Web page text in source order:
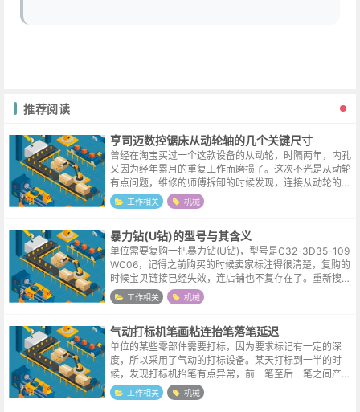
推荐阅读
亨司迈数控锯床从动轮轴的几个关键尺寸
曾经在淘宝买过一个这款设备的从动轮，时隔两年，内孔
又因为经年累月的重复工作而磨损了。这次不光是从动轮
有点问题，维修的师傅拆卸的时候发现，连接从动轮的主
轴也有了损伤，所以一并购买了，淘宝的店家比较细心，
提议先校对一下尺寸，就有了下面这几...
工作相关 机械
暴力钻(U钻)的型号与其含义
单位需要复购一把暴力钻(U钻)，型号是C32-3D35-109
WC06，记得之前购买的时候卖家标注得很清楚，复购的
时候宝贝链接已经失效，连店铺也不复存在了。重新搜索
到的大部分商家都仅按加工孔径范围来分类，看不出其他
参数，有点摸不着头脑...
工作相关 机械
气动打标机笔画粘连抬笔落笔延迟
单位的某些零部件需要打标，因为要求标记有一定的深
度，所以采用了气动的打标设备。某天打标到一半的时
候，发现打标机抬笔有点异常，前一笔至后一笔之间产生
了深度相对较浅的划痕。尝试重启了电脑，故障依旧，显
然不是软件上的问题了。因为笔画的走向与...
工作相关 机械